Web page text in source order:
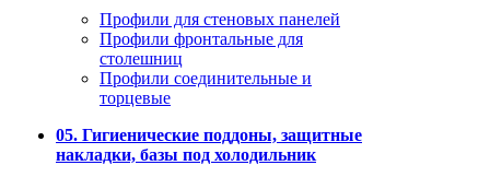
Профили для стеновых панелей
Профили фронтальные для
столешниц
Профили соединительные и
торцевые
05. Гигиенические поддоны, защитные
накладки, базы под холодильник